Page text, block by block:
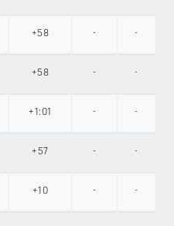
+58 - -
+58 - -
+1:01 - -
+57 - -
+10 - -